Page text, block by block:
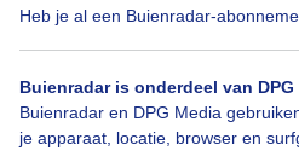
Heb je al een Buienradar-
Buienradar is onderdeel van DPG
Buienradar en DPG Media
je apparaat, locatie, browser en
Zon Regen Wind
Bekijk slideshow